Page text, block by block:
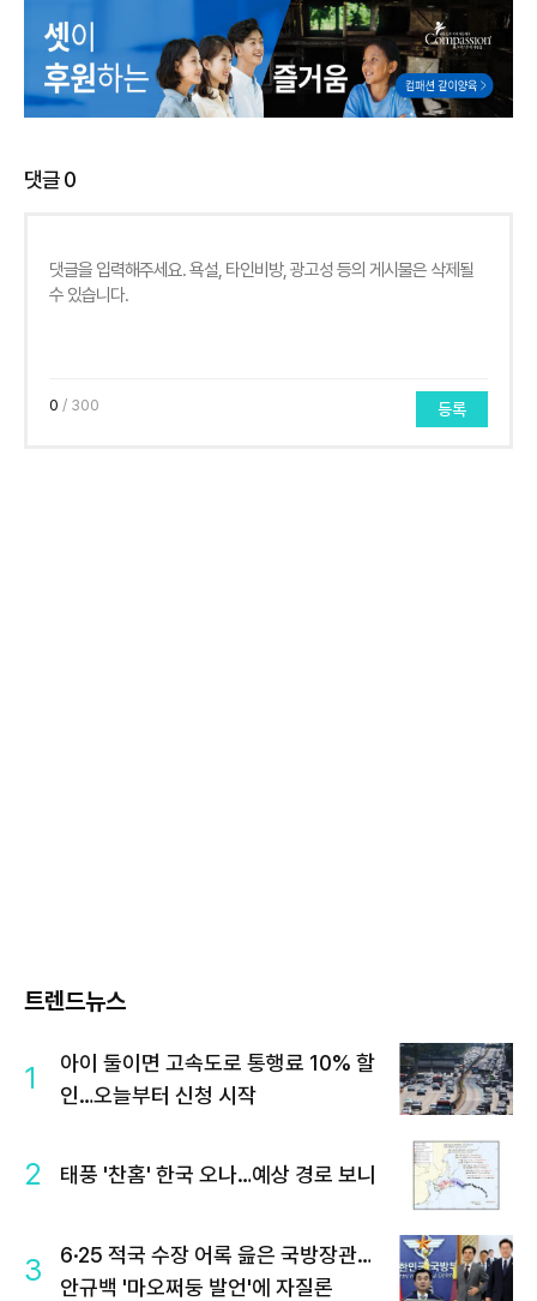
댓글0
0 / 300 등록
트렌드뉴스
1
아이 둘이면 고속도로 통행료 10% 할
인…오늘부터 신청 시작
2 태풍 '찬홈' 한국 오나…예상 경로 보니
3
6·25 적국 수장 어록 읊은 국방장관…
안규백 '마오쩌둥 발언'에 자질론